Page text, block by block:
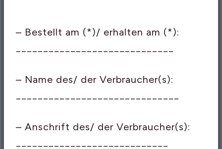
– Bestellt am (*)/ erhalten am (*):
_____________________________
– Name des/ der Verbraucher(s):
______________________________
– Anschrift des/ der Verbraucher(s):
____________________________